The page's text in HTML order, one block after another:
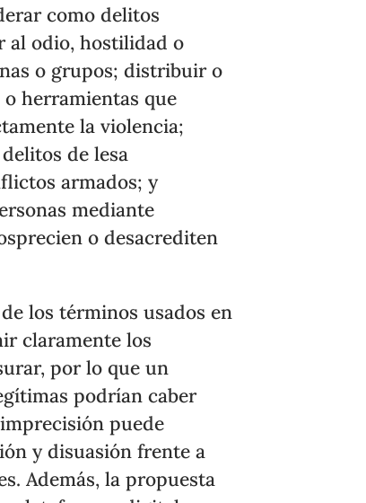
como delitos
al odio, hostilidad o
o grupos; distribuir o
herramientas que
la violencia;
de lesa
armados; y
mediante
o desacrediten
los términos usados en
claramente los
por lo que un
podrían caber
puede
y disuasión frente a
Además, la propuesta